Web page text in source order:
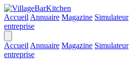
Accueil Annuaire Magazine Simulateur
entreprise
Accueil Annuaire Magazine Simulateur
entreprise